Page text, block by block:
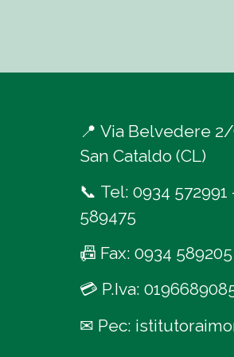
📍 Via Belvedere 2/
San Cataldo (CL)
📞 Tel: 0934 572991
589475
📠 Fax: 0934 589205
💳 P.Iva:
✉ Pec: